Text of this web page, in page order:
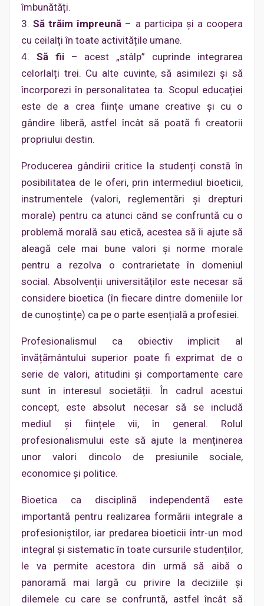
îmbunătăți.
3.Să trăim împreună – a participa și a coopera
cu ceilalți în toate activitățile umane.
4. Să fii– acest „stâlp” cuprinde integrarea
celorlalți trei. Cu alte cuvinte, să asimilezi și să
încorporezi în personalitatea ta. Scopul educației
este de a crea ființe umane creative și cu o
gândire liberă, astfel încât să poată fi creatorii
propriului destin.
Producerea gândirii critice la studenți constă în
posibilitatea de le oferi, prin intermediul bioeticii,
instrumentele (valori, reglementări și drepturi
morale) pentru ca atunci când se confruntă cu o
problemă morală sau etică, acestea să îi ajute să
aleagă cele mai bune valori și norme morale
pentru a rezolva o contrarietate în domeniul
social. Absolvenții universităților este necesar să
considere bioetica (în fiecare dintre domeniile lor
de cunoștințe) ca pe o parte esențială a profesiei.
Profesionalismul ca obiectiv implicit al
învățământului superior poate fi exprimat de o
serie de valori, atitudini și comportamente care
sunt în interesul societății. În cadrul acestui
concept, este absolut necesar să se includă
mediul și ființele vii, în general. Rolul
profesionalismului este să ajute la menținerea
unor valori dincolo de presiunile sociale,
economice și politice.
Bioetica ca disciplină independentă este
importantă pentru realizarea formării integrale a
profesioniștilor, iar predarea bioeticii într-un mod
integral și sistematic în toate cursurile studenților,
le va permite acestora din urmă să aibă o
panoramă mai largă cu privire la deciziile și
dilemele cu care se confruntă, astfel încât să